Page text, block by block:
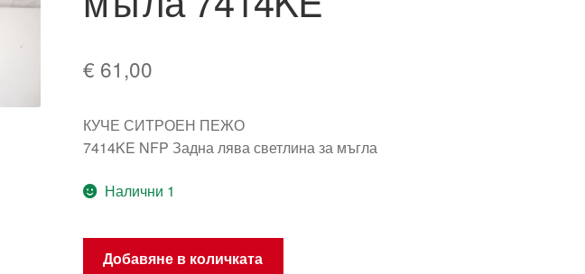
€ 61,00
КУЧЕ СИТРОЕН ПЕЖО
7414KE NFP Задна лява светлина за мъгла
Налични 1
количество
Добавяне в количката